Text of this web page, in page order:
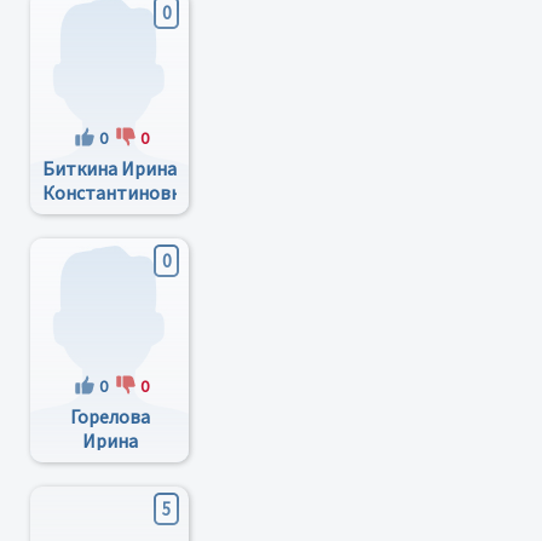
0
0 0
Биткина Ирина
Константиновна
0
0 0
Горелова
Ирина
Валерьевна
5